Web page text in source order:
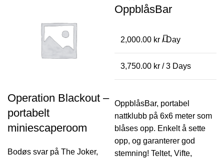
Operation Blackout –
portabelt
miniescaperoom
Bodøs svar på The Joker,
OppblåsBar
2,000.00 kr / Day
3,750.00 kr / 3 Days
OppblåsBar, portabel
nattklubb på 6x6 meter som
blåses opp. Enkelt å sette
opp, og garanterer god
stemning! Teltet, Vifte,